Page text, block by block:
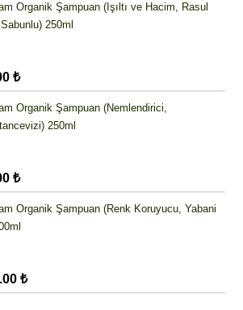
Organik Şampuan (Işıltı ve Hacim, Rasul
250ml
₺
Organik Şampuan (Nemlendirici,
250ml
₺
Organik Şampuan (Renk Koruyucu, Yabani
₺